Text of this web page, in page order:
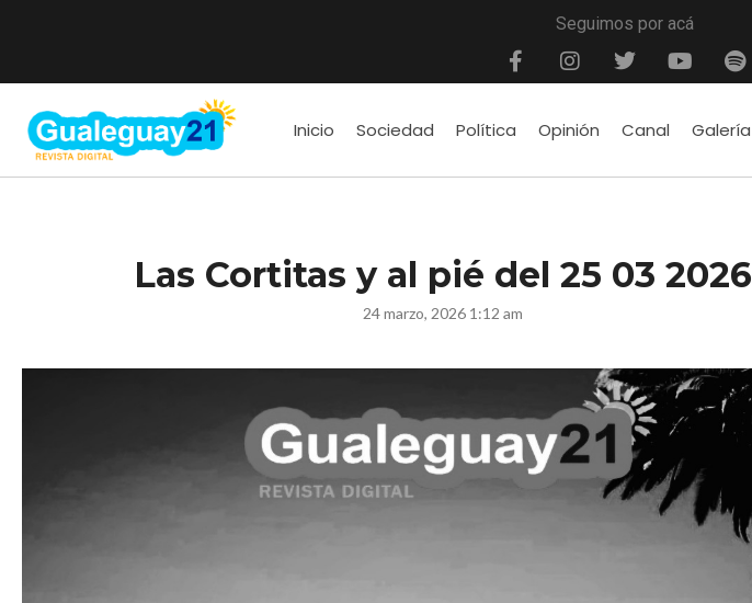
Seguimos por acá
Inicio Sociedad Política Opinión Canal Galería
Las Cortitas y al pié del 25 03 2026
24 marzo, 2026 1:12 am